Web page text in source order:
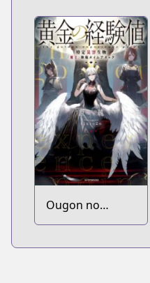
Ougon no
Keikenchi